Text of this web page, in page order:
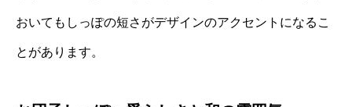
おいてもしっぽの短さがデザインのアクセントになるこ
とがあります。